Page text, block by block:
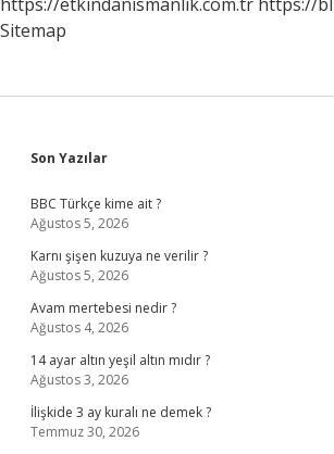
Sitemap
Sidebar
Son Yazılar
BBC Türkçe kime ait ?
Ağustos 5, 2026
Karnı şişen kuzuya ne verilir ?
Ağustos 5, 2026
Avam mertebesi nedir ?
Ağustos 4, 2026
14 ayar altın yeşil altın mıdır ?
Ağustos 3, 2026
İlişkide 3 ay kuralı ne demek ?
Temmuz 30, 2026